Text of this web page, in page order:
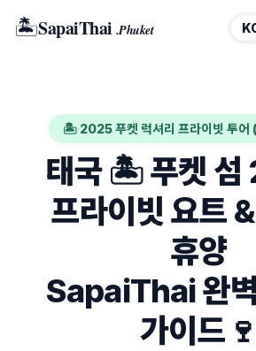
🏝️SapaiThai .Phuket
🏝️ 2025 푸켓 럭셔리 프라이빗 투
태국 🏝️ 푸켓 섬
프라이빗 요트
휴양
SapaiThai 완
가이드🍷